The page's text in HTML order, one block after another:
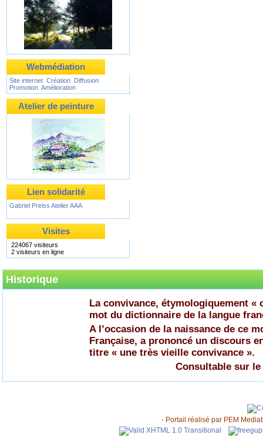
Webmédiation
Site internet Création Diffusion
Promotion Amélioration
Atelier de peinture
Lien solidarité
Gabriel Preiss Atelier AAA
Visites
224067 visiteurs
2 visiteurs en ligne
Historique
La convivance, étymologiquement «
mot du dictionnaire de la langue
A l’occasion de la naissance de ce
Française, a prononcé un discours
titre « une très vieille convivance ».
Consultable sur
- Portail réalisé par PEM